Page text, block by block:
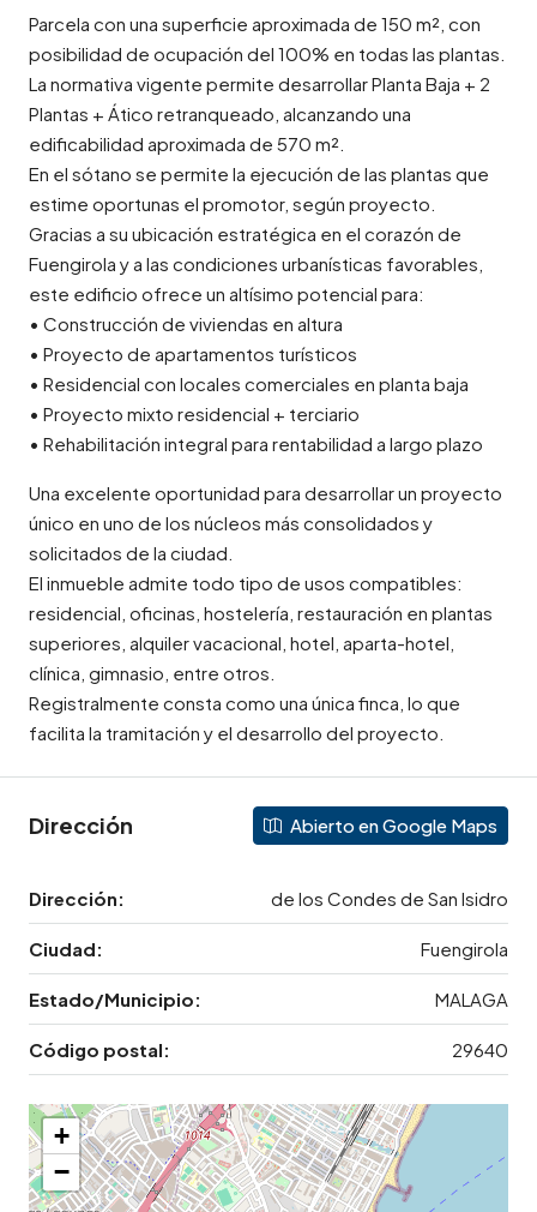
Parcela con una superficie aproximada de 150 m², con
posibilidad de ocupación del 100% en todas las plantas.
La normativa vigente permite desarrollar Planta Baja + 2
Plantas + Ático retranqueado, alcanzando una
edificabilidad aproximada de 570 m².
En el sótano se permite la ejecución de las plantas que
estime oportunas el promotor, según proyecto.
Gracias a su ubicación estratégica en el corazón de
Fuengirola y a las condiciones urbanísticas favorables,
este edificio ofrece un altísimo potencial para:
• Construcción de viviendas en altura
• Proyecto de apartamentos turísticos
• Residencial con locales comerciales en planta baja
• Proyecto mixto residencial + terciario
• Rehabilitación integral para rentabilidad a largo plazo
Una excelente oportunidad para desarrollar un proyecto
único en uno de los núcleos más consolidados y
solicitados de la ciudad.
El inmueble admite todo tipo de usos compatibles:
residencial, oficinas, hostelería, restauración en plantas
superiores, alquiler vacacional, hotel, aparta-hotel,
clínica, gimnasio, entre otros.
Registralmente consta como una única finca, lo que
facilita la tramitación y el desarrollo del proyecto.
Dirección Abierto en Google Maps
Dirección: de los Condes de San Isidro
Ciudad: Fuengirola
Estado/Municipio: MALAGA
Código postal: 29640
+
−